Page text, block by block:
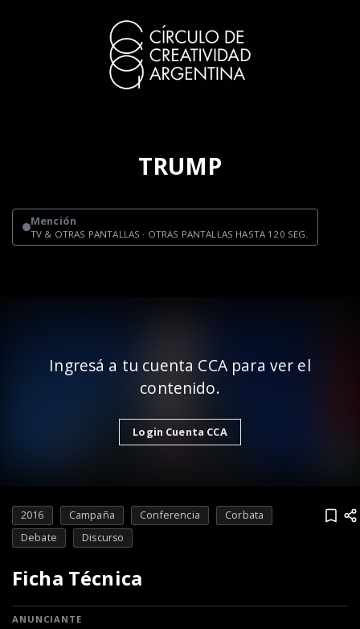
TRUMP
Mención
TV & OTRAS PANTALLAS · OTRAS PANTALLAS HASTA 120 SEG.
Ingresá a tu cuenta CCA para ver el
contenido.
Login Cuenta CCA
2016 Campaña Conferencia
Corbata
Debate
Discurso
Ficha Técnica
ANUNCIANTE